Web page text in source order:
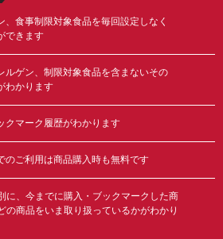
、食事制限対象食品を毎回設定しなく
できます
ルゲン、制限対象食品を含まないその
わかります
クマーク履歴がわかります
のご利用は商品購入時も無料です
に、今までに購入・ブックマークした商
の商品をいま取り扱っているかがわかり